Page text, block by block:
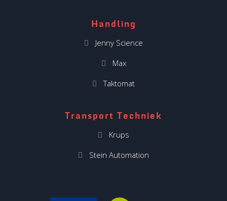
Handling
Jenny Science
Max
Taktomat
Transport Techniek
Krups
Stein Automation